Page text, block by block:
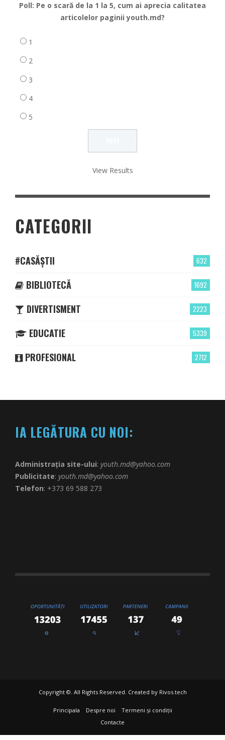
Poll: Pe o scară de la 1 la 5, cum ai aprecia calitatea
articolelor paginii youth.md?
1
2
3
4
5
View Results
CATEGORII
632
#CASĂȘTII
1692
BIBLIOTECĂ
2223
DIVERTISMENT
5339
EDUCATIE
2712
PROFESIONAL
IA LEGĂTURA CU NOI:
Administrația site-ului: youth.md@yahoo.com
Publicitate: youth.md@yahoo.com
Telefon: +373 69 588 273
Copyright ©. All Rights Reserved. Created by Rivos.tech
Principala Despre noi
Termeni și condiții
Contacte